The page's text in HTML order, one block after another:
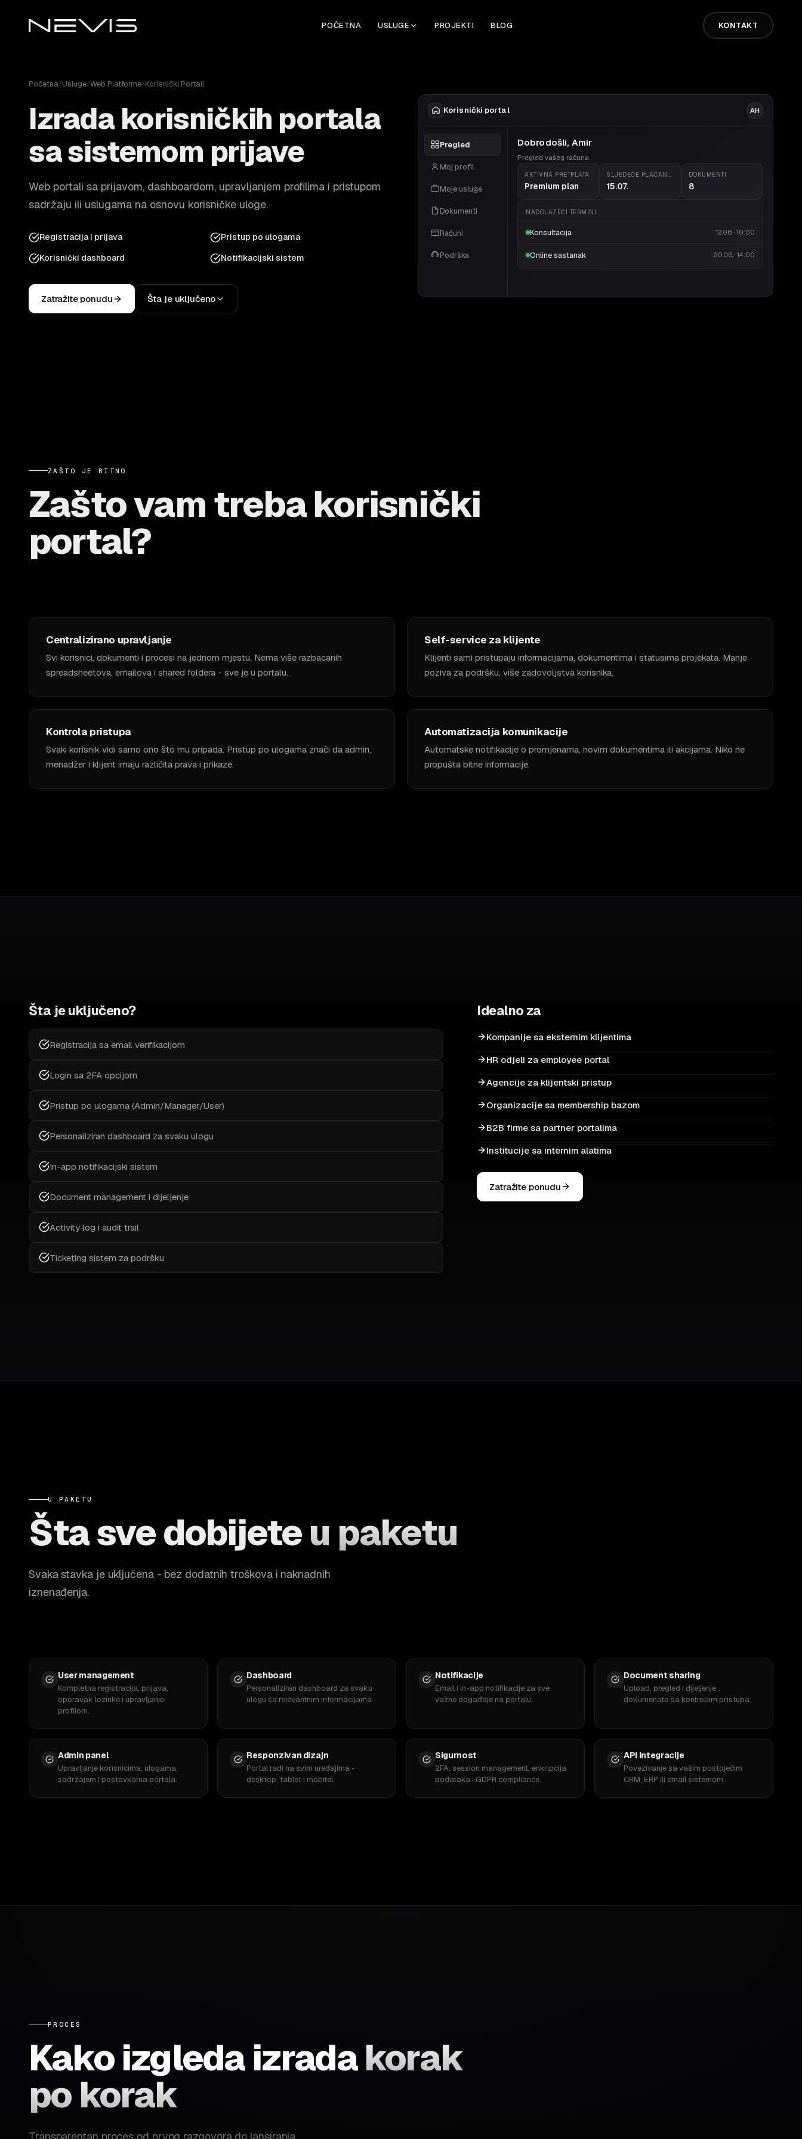
POČETNA USLUGE PROJEKTI BLOG KONTAKT
Početna/Usluge/Web Platforme/Korisnički Portali
Izrada korisničkih portala
sa sistemom prijave
Web portali sa prijavom, dashboardom, upravljanjem profilima i pristupom
sadržaju ili uslugama na osnovu korisničke uloge.
Registracija i prijava
Pristup po ulogama
Korisnički dashboard
Notifikacijski sistem
Zatražite ponudu Šta je uključeno
Korisnički portal AH
Pregled
Moj profil
Moje usluge
Dokumenti
Računi
Podrška
Dobrodošli, Amir
Pregled vašeg računa
AKTIVNA PRETPLATA
Premium plan 15.07.
DOKUMENTI
8
NADOLAZEĆI TERMINI
Konsultacija 12.06. · 10:00
Online sastanak 20.06. · 14:00
ZAŠTO JE BITNO
Zašto vam treba korisnički
portal?
Centralizirano upravljanje
Svi korisnici, dokumenti i procesi na jednom mjestu. Nema više razbacanih
spreadsheetova, emailova i shared foldera - sve je u portalu.
Self-service za klijente
Klijenti sami pristupaju informacijama, dokumentima i statusima projekata. Manje
poziva za podršku, više zadovoljstva korisnika.
Kontrola pristupa
Svaki korisnik vidi samo ono što mu pripada. Pristup po ulogama znači da admin,
menadžer i klijent imaju različita prava i prikaze.
Automatizacija komunikacije
Automatske notifikacije o promjenama, novim dokumentima ili akcijama. Niko ne
propušta bitne informacije.
Šta je uključeno?
Registracija sa email verifikacijom
Login sa 2FA opcijom
Pristup po ulogama (Admin/Manager/User)
Personaliziran dashboard za svaku ulogu
In-app notifikacijski sistem
Document management i dijeljenje
Activity log i audit trail
Ticketing sistem za podršku
Idealno za
Kompanije sa eksternim klijentima
HR odjeli za employee portal
Agencije za klijentski pristup
Organizacije sa membership bazom
B2B firme sa partner portalima
Institucije sa internim alatima
Zatražite ponudu
U PAKETU
Šta sve dobijeteu paketu
Svaka stavka je uključena - bez dodatnih troškova i naknadnih
iznenađenja.
User management
Kompletna registracija, prijava,
oporavak lozinke i upravljanje
profilom.
Dashboard
Personaliziran dashboard za svaku
ulogu sa relevantnim informacijama.
Notifikacije
Email i in-app notifikacije za sve
važne događaje na portalu.
Document sharing
Upload, pregled i dijeljenje
dokumenata sa kontrolom pristupa.
Admin panel
Upravljanje korisnicima, ulogama,
sadržajem i postavkama portala.
Responzivan dizajn
Portal radi na svim uređajima -
desktop, tablet i mobitel.
Sigurnost
2FA, session management, enkripcija
podataka i GDPR compliance.
API integracije
Povezivanje sa vašim postojećim
CRM, ERP ili email sistemom.
PROCES
Kako izgleda izradakorak
po korak
Transparentan proces od prvog razgovora do lansiranja.